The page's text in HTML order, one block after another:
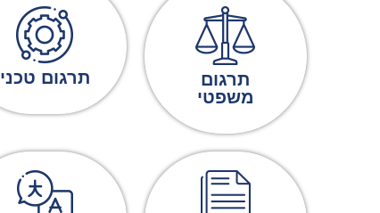
תרגום
משפטי
תרגום טכני